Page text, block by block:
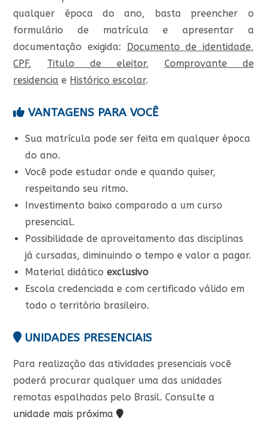
qualquer época do ano, basta preencher o
formulário de matrícula e apresentar a
documentação exigida:
Documento de identidade,
CPF, Titulo de eleitor, Comprovante de
residencia e Histórico escolar.
VANTAGENS PARA VOCÊ
Sua matrícula pode ser feita em qualquer época
do ano.
Você pode estudar onde e quando quiser,
respeitando seu ritmo.
Investimento baixo comparado a um curso
presencial.
Possibilidade de aproveitamento das disciplinas
já cursadas, diminuindo o tempo e valor a pagar.
Material didáticoexclusivo
Escola credenciada e com certificado válido em
todo o território brasileiro.
UNIDADES PRESENCIAIS
Para realização das atividades presenciais você
poderá procurar qualquer uma das unidades
remotas espalhadas pelo Brasil. Consulte a
unidade mais próxima